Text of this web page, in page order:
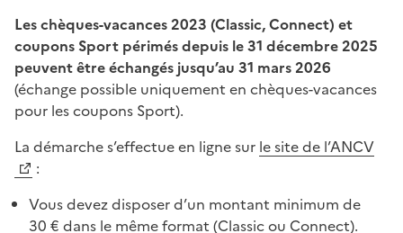
Les chèques-vacances 2023 (Classic, Connect) et
coupons Sport périmés depuis le 31 décembre 2025
peuvent être échangés jusqu’au 31 mars 2026
(échange possible uniquement en chèques-vacances
pour les coupons Sport).
La démarche s’effectue en ligne sur le site de l’ANCV
:
Vous devez disposer d’un montant minimum de
30 € dans le même format (Classic ou Connect).